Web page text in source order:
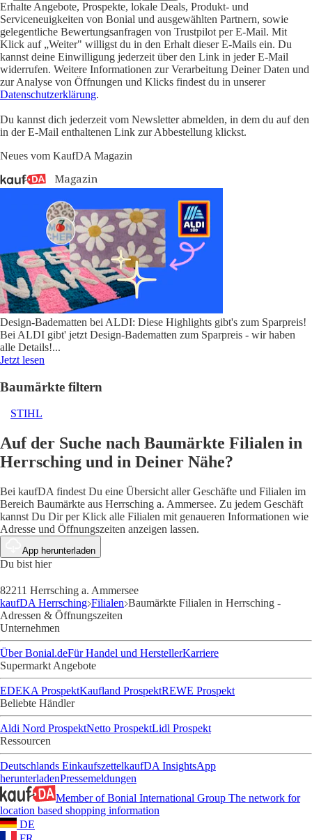
Erhalte Angebote, Prospekte, lokale Deals, Produkt- und
Serviceneuigkeiten von Bonial und ausgewählten Partnern, sowie
gelegentliche Bewertungsanfragen von Trustpilot per E-Mail. Mit
Klick auf „Weiter" willigst du in den Erhalt dieser E-Mails ein. Du
kannst deine Einwilligung jederzeit über den Link in jeder E-Mail
widerrufen. Weitere Informationen zur Verarbeitung Deiner Daten und
zur Analyse von Öffnungen und Klicks findest du in unserer
Datenschutzerklärung.
Du kannst dich jederzeit vom Newsletter abmelden, in dem du auf den
in der E-Mail enthaltenen Link zur Abbestellung klickst.
Neues vom KaufDA Magazin
Design-Badematten bei ALDI: Diese Highlights gibt's zum Sparpreis!
Bei ALDI gibt' jetzt Design-Badematten zum Sparpreis - wir haben
alle Details!...
Jetzt lesen
Baumärkte filtern
STIHL
Auf der Suche nach Baumärkte Filialen in
Herrsching und in Deiner Nähe?
Bei kaufDA findest Du eine Übersicht aller Geschäfte und Filialen im
Bereich Baumärkte aus Herrsching a. Ammersee. Zu jedem Geschäft
kannst Du Dir per Klick alle Filialen mit genaueren Informationen wie
Adresse und Öffnungszeiten anzeigen lassen.
App herunterladen
Du bist hier
82211 Herrsching a. Ammersee
kaufDA Herrsching Filialen Baumärkte Filialen in Herrsching -
Adressen & Öffnungszeiten
Unternehmen
Über Bonial.deFür Handel und HerstellerKarriere
Supermarkt Angebote
EDEKA ProspektKaufland ProspektREWE Prospekt
Beliebte Händler
Aldi Nord ProspektNetto ProspektLidl Prospekt
Ressourcen
Deutschlands EinkaufszettelkaufDA InsightsApp
herunterladenPressemeldungen
Member of Bonial International Group The network for
location based shopping information
DE